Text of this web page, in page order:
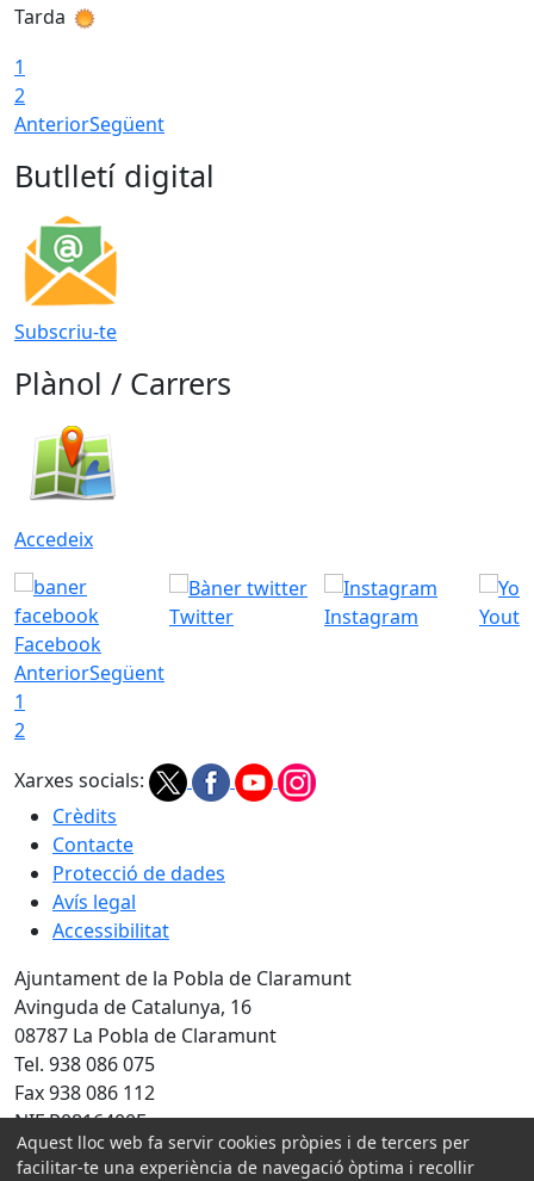
Tarda
1
2
AnteriorSegüent
Butlletí digital
Subscriu-te
Plànol / Carrers
Accedeix
Facebook
Twitter Instagram
AnteriorSegüent
1
2
Xarxes socials:
Crèdits
Contacte
Protecció de dades
Avís legal
Accessibilitat
Ajuntament de la Pobla de Claramunt
Avinguda de Catalunya, 16
08787 La Pobla de Claramunt
Tel. 938 086 075
Fax 938 086 112
NIF P0816400F
Amb la col·laboració de:
Aquest lloc web fa servir cookies pròpies i de tercers per
facilitar-te una experiència de navegació òptima i recollir